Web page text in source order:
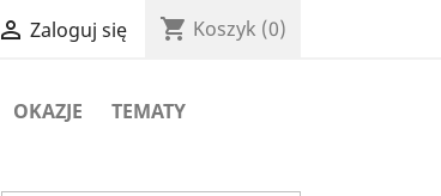
 Zaloguj się shopping_cart Koszyk (0)
OKAZJE TEMATY